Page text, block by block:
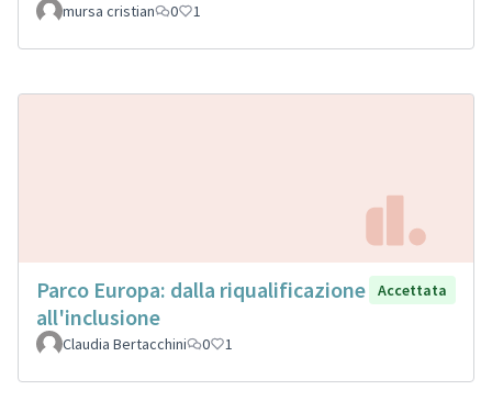
mursa cristian 0 1
Parco Europa: dalla riqualificazione
all'inclusione
Accettata
Claudia Bertacchini 0 1